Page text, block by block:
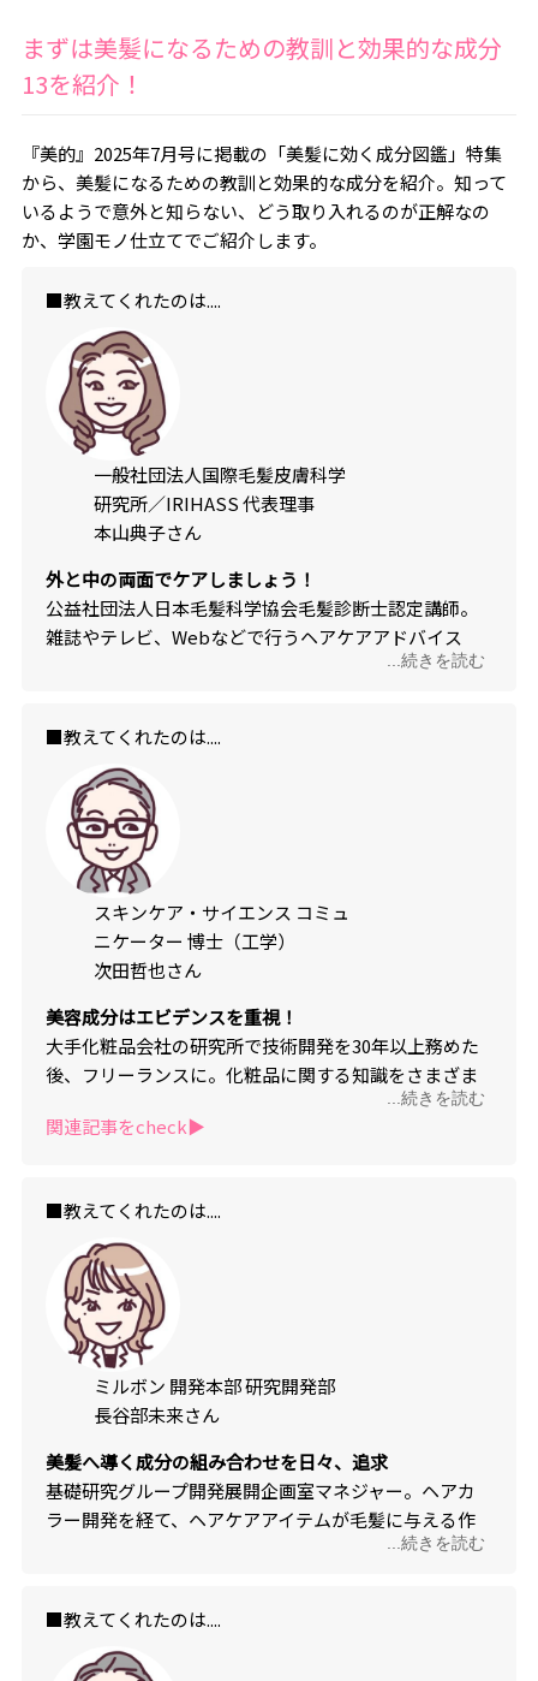
まずは美髪になるための教訓と効果的な成分
13を紹介！
『美的』2025年7月号に掲載の「美髪に効く成分図鑑」特集
から、美髪になるための教訓と効果的な成分を紹介。知って
いるようで意外と知らない、どう取り入れるのが正解なの
か、学園モノ仕立てでご紹介します。
■教えてくれたのは....
一般社団法人国際毛髪皮膚科学
研究所／IRIHASS 代表理事
本山典子さん
外と中の両面でケアしましょう！
公益社団法人日本毛髪科学協会毛髪診断士認定講師。
雑誌やテレビ、Webなどで行うヘアケアアドバイス
...続きを読む
■教えてくれたのは....
スキンケア・サイエンス コミュ
ニケーター 博士（工学）
次田哲也さん
美容成分はエビデンスを重視！
大手化粧品会社の研究所で技術開発を30年以上務めた
後、フリーランスに。化粧品に関する知識をさまざま
...続きを読む
関連記事をcheck▶︎
■教えてくれたのは....
ミルボン 開発本部 研究開発部
長谷部未来さん
美髪へ導く成分の組み合わせを日々、追求
基礎研究グループ開発展開企画室マネジャー。ヘアカ
ラー開発を経て、ヘアケアアイテムが毛髪に与える作
...続きを読む
■教えてくれたのは....